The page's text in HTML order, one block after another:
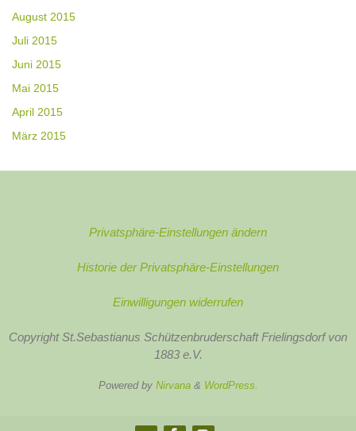
August 2015
Juli 2015
Juni 2015
Mai 2015
April 2015
März 2015
Privatsphäre-Einstellungen ändern
Historie der Privatsphäre-Einstellungen
Einwilligungen widerrufen
Copyright St.Sebastianus Schützenbruderschaft Frielingsdorf von
1883 e.V.
Powered by Nirvana& WordPress.